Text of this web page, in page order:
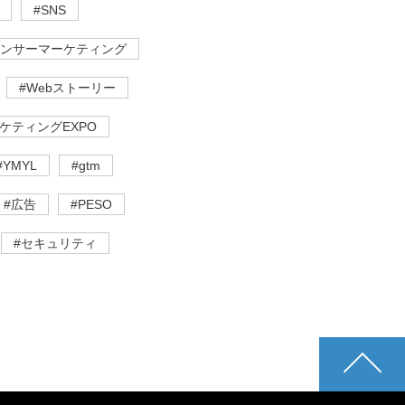
#SNS
サーマーケティング
#Webストーリー
ティングEXPO
#gtm
#広告 #PESO
#セキュリティ